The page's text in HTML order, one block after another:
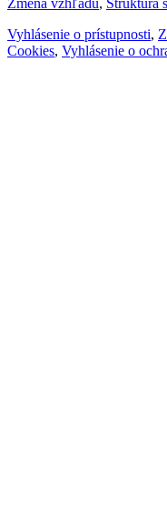
Vyhlásenie o prístupnosti,
Cookies, Vyhlásenie o